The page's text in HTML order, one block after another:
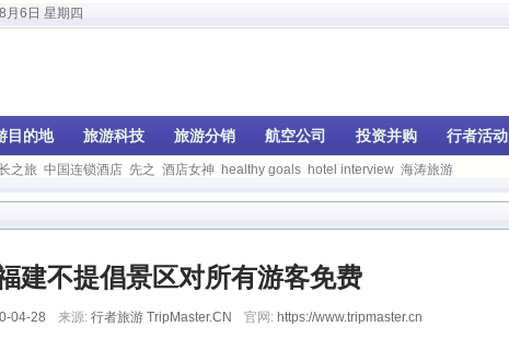
月6日 星期四
目的地 旅游科技 旅游分销 航空公司 投资并购 行者活动
之旅 中国连锁酒店 先之 酒店女神 healthy goals hotel interview 海涛旅游
建不提倡景区对所有游客免费
04-28 来源: 行者旅游 TripMaster.CN 官网: https://www.tripmaster.cn